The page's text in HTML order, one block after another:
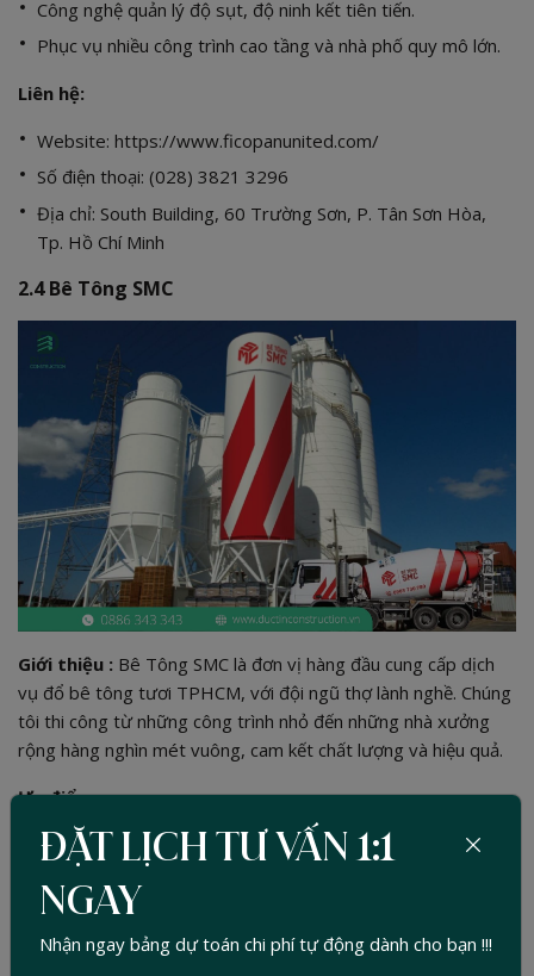
Công nghệ quản lý độ sụt, độ ninh kết tiên tiến.
Phục vụ nhiều công trình cao tầng và nhà phố quy mô lớn.
Liên hệ:
Website: https://www.ficopanunited.com/
Số điện thoại: (028) 3821 3296
Địa chỉ: South Building, 60 Trường Sơn, P. Tân Sơn Hòa,
Tp. Hồ Chí Minh
2.4 Bê Tông SMC
Giới thiệu : Bê Tông SMC là đơn vị hàng đầu cung cấp dịch
vụ đổ bê tông tươi TPHCM, với đội ngũ thợ lành nghề. Chúng
tôi thi công từ những công trình nhỏ đến những nhà xưởng
rộng hàng nghìn mét vuông, cam kết chất lượng và hiệu quả.
Ưu điểm:
Đội xe bồn và bơm cần hiện đại, đáp ứng mọi loại công
trình.
Hệ thống kiểm tra mẫu tại trạm giúp đảm bảo độ đồng
nhất.
ĐẶT LỊCH TƯ VẤN 1:1
NGAY
Nhận ngay bảng dự toán chi phí tự động dành cho bạn !!!